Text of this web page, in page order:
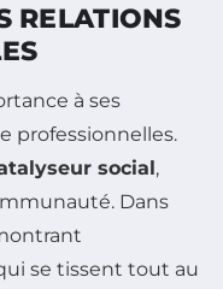
RELATIONS
à ses
professionnelles.
social,
Dans
se tissent tout au